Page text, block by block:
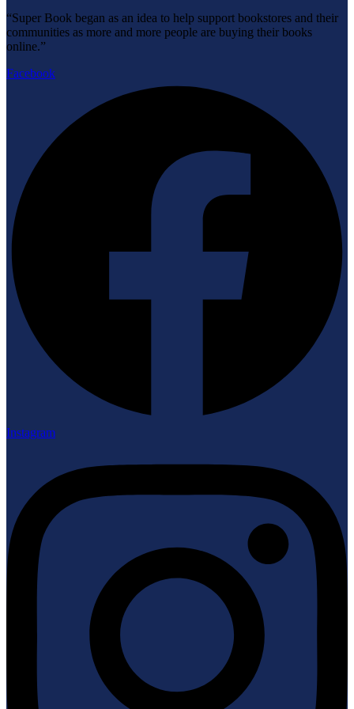
“Super Book began as an idea to help support bookstores and their
communities as more and more people are buying their books
online.”
Facebook
Instagram